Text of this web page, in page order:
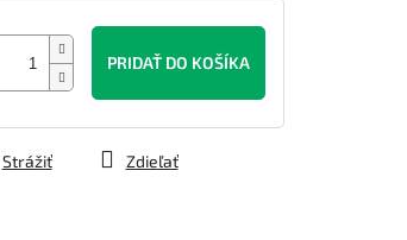
PRIDAŤ DO KOŠÍKA
Strážiť Zdieľať